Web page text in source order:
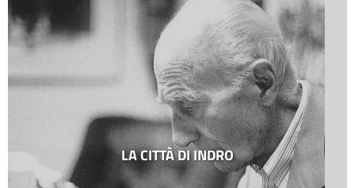
LA CITTÀ DI INDRO